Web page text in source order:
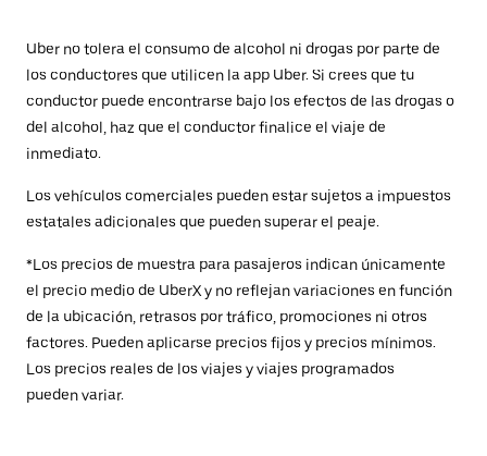
Uber no tolera el consumo de alcohol ni drogas por parte de
los conductores que utilicen la app Uber. Si crees que tu
conductor puede encontrarse bajo los efectos de las drogas o
del alcohol, haz que el conductor finalice el viaje de
inmediato.
Los vehículos comerciales pueden estar sujetos a impuestos
estatales adicionales que pueden superar el peaje.
*Los precios de muestra para pasajeros indican únicamente
el precio medio de UberX y no reflejan variaciones en función
de la ubicación, retrasos por tráfico, promociones ni otros
factores. Pueden aplicarse precios fijos y precios mínimos.
Los precios reales de los viajes y viajes programados
pueden variar.